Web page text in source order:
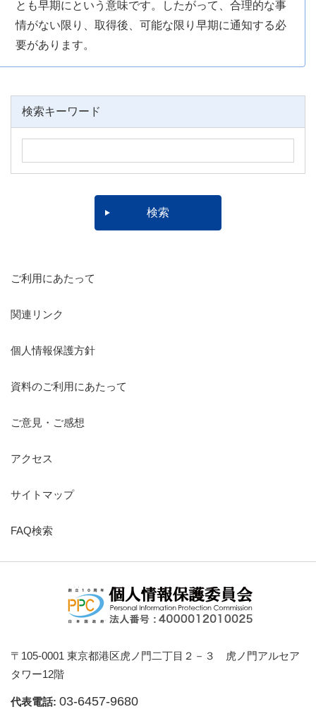
とも早期にという意味です。したがって、合理的な事
情がない限り、取得後、可能な限り早期に通知する必
要があります。
検索キーワード
ご利用にあたって
関連リンク
個人情報保護方針
資料のご利用にあたって
ご意見・ご感想
アクセス
サイトマップ
FAQ検索
〒105-0001 東京都港区虎ノ門二丁目２－３ 虎ノ門アルセア
タワー12階
代表電話: 03-6457-9680